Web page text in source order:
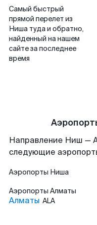
Самый быстрый
прямой перелет из
Ниша туда и обратно,
найденный на нашем
сайте за последнее
время
Направление Ниш —
следующие
Аэропорты Ниша
Аэропорты Алматы
Алматы ALA